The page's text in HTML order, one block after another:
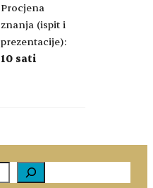
Procjena
znanja (ispit i
prezentacije):
10 sati